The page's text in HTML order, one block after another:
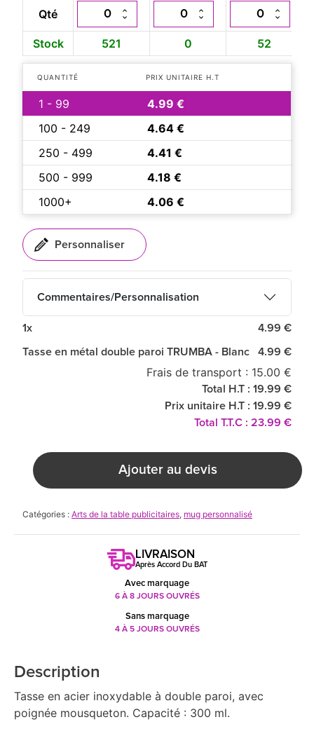
Qté
Stock 521 0 52
QUANTITÉ PRIX UNITAIRE H.T
1 - 99
4.99 €
100 - 249
4.64 €
250 - 499
4.41 €
500 - 999
4.18 €
1000+
4.06 €
Commentaires/Personnalisation
1x 4.99 €
Tasse en métal double paroi TRUMBA - Blanc 4.99 €
Frais de transport : 15.00 €
Total H.T : 19.99 €
Prix unitaire H.T : 19.99 €
Total T.T.C : 23.99 €
Ajouter au devis
Catégories : Arts de la table publicitaires, mug personnalisé
LIVRAISON
Après Accord Du BAT
Avec marquage
6 À 8 JOURS OUVRÉS
Sans marquage
4 À 5 JOURS OUVRÉS
Description
Tasse en acier inoxydable à double paroi, avec
poignée mousqueton. Capacité : 300 ml.